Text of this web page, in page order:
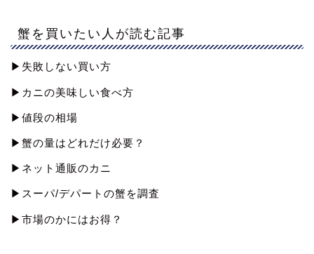
蟹を買いたい人が読む記事
▶︎失敗しない買い方
▶︎カニの美味しい食べ方
▶︎値段の相場
▶︎蟹の量はどれだけ必要？
▶︎ネット通販のカニ
▶︎スーパ/デパートの蟹を調査
▶︎市場のかにはお得？